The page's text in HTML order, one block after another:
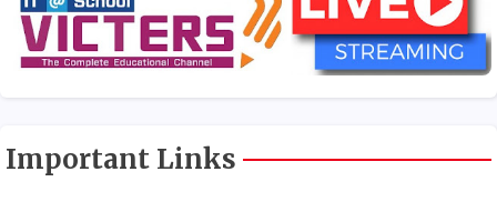
Important Links